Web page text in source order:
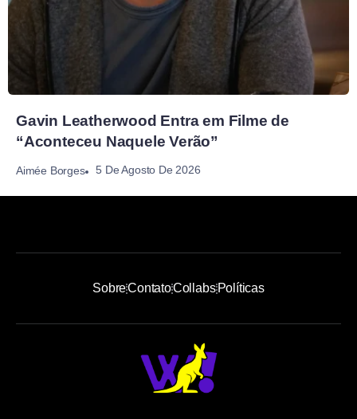
Gavin Leatherwood Entra em Filme de
“Aconteceu Naquele Verão”
Aimée Borges 5 De Agosto De 2026
SobreContatoCollabsPolíticas